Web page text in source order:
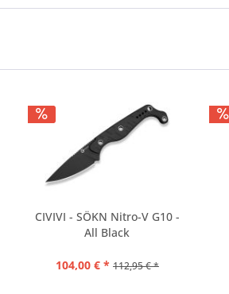
CIVIVI - SÖKN Nitro-V G10 -
All Black
104,00 € * 112,95 € *